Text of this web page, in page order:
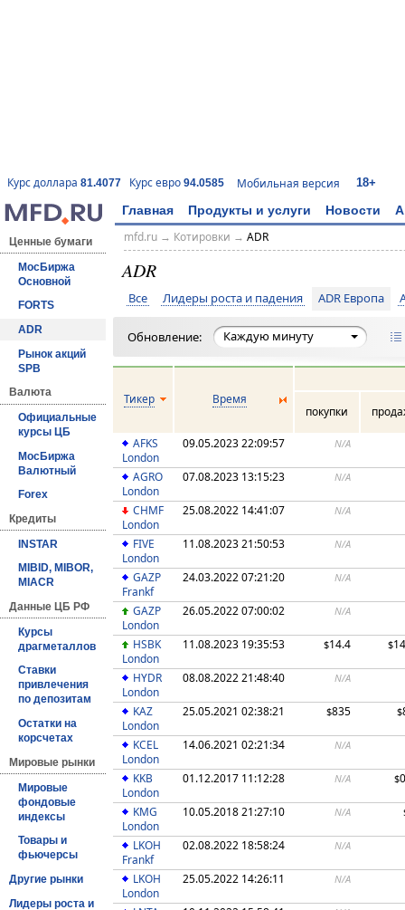
Курс доллара 81.4077 Курс евро 94.0585 Мобильная версия 18+
Главная Продукты и услуги Новости
Ценные бумаги
МосБиржа
Основной
FORTS
ADR
Рынок акций
SPB
Валюта
Официальные
курсы ЦБ
МосБиржа
Валютный
Forex
Кредиты
INSTAR
MIBID, MIBOR,
MIACR
Данные ЦБ РФ
Курсы
драгметаллов
Ставки
привлечения
по депозитам
Остатки на
корсчетах
Мировые рынки
Мировые
фондовые
индексы
Товары и
фьючерсы
Другие рынки
Лидеры роста и
mfd.ru→ Котировки → ADR
ADR
Все Лидеры роста и падения ADR Европа
Обновление: Каждую минуту
Тикер
Время
покупки
AFKS
London
09.05.2023 22:09:57 N/A
AGRO
London
07.08.2023 13:15:23 N/A
CHMF
London
25.08.2022 14:41:07 N/A
FIVE
London
11.08.2023 21:50:53 N/A
GAZP
Frankf
24.03.2022 07:21:20 N/A
GAZP
London
26.05.2022 07:00:02 N/A
HSBK
London
11.08.2023 19:35:53 $14.4 $
HYDR
London
08.08.2022 21:48:40 N/A
KAZ
London
25.05.2021 02:38:21 $835 $
KCEL
London
14.06.2021 02:21:34 N/A
KKB
London
01.12.2017 11:12:28 N/A $
KMG
London
10.05.2018 21:27:10 N/A
LKOH
Frankf
02.08.2022 18:58:24 N/A
LKOH
London
25.05.2022 14:26:11 N/A